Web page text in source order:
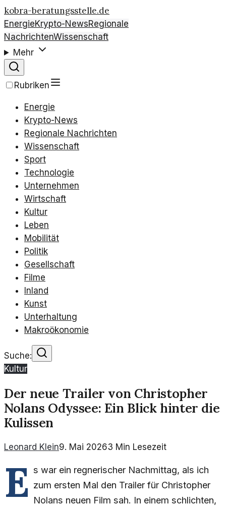
kobra-beratungsstelle.de
EnergieKrypto-NewsRegionale
NachrichtenWissenschaft
Mehr
Rubriken
Energie
Krypto-News
Regionale Nachrichten
Wissenschaft
Sport
Technologie
Unternehmen
Wirtschaft
Kultur
Leben
Mobilität
Politik
Gesellschaft
Filme
Inland
Kunst
Unterhaltung
Makroökonomie
Suche:
Kultur
Der neue Trailer von Christopher
Nolans Odyssee: Ein Blick hinter die
Kulissen
Leonard Klein9. Mai 20263 Min Lesezeit
E s war ein regnerischer Nachmittag, als ich
zum ersten Mal den Trailer für Christopher
Nolans neuen Film sah. In einem schlichten,